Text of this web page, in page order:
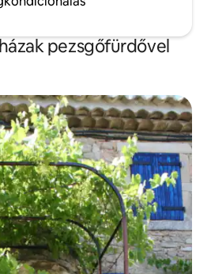
pezsgőfürdővel